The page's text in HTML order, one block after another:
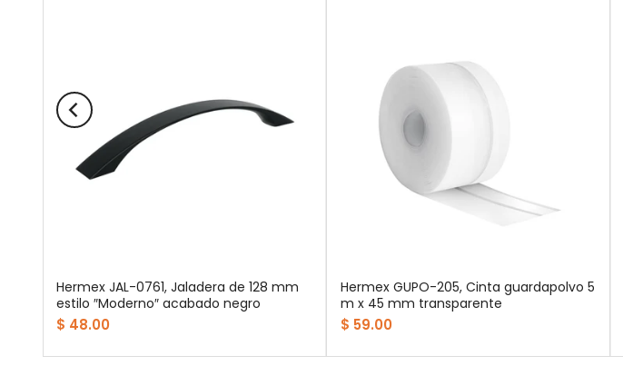
Hermex JAL-0761, Jaladera de 128 mm
estilo ″Moderno″ acabado negro
$ 48.00
Hermex GUPO-205, Cinta guardapolvo 5
m x 45 mm transparente
$ 59.00